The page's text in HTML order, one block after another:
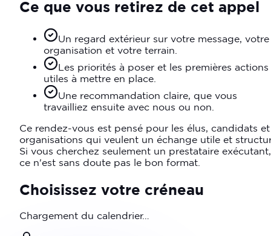
Ce que vous retirez de cet appel
Un regard extérieur sur votre message, votre
organisation et votre terrain.
Les priorités à poser et les premières actions
utiles à mettre en place.
Une recommandation claire, que vous
travailliez ensuite avec nous ou non.
Ce rendez-vous est pensé pour les élus, candidats et
organisations qui veulent un échange utile et
Si vous cherchez seulement un prestataire exécutant,
ce n'est sans doute pas le bon format.
Choisissez votre créneau
Chargement du calendrier…